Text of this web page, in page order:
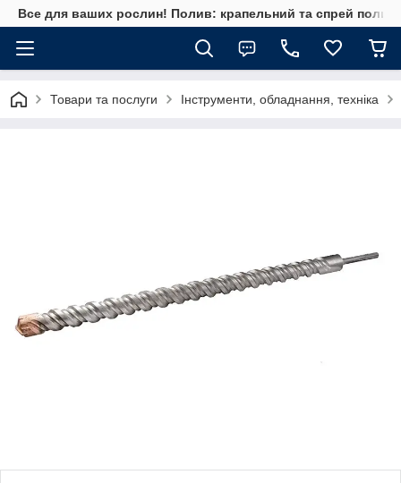
Все для ваших рослин! Полив: крапельний та спрей полив,
Товари та послуги Інструменти, обладнання, техніка